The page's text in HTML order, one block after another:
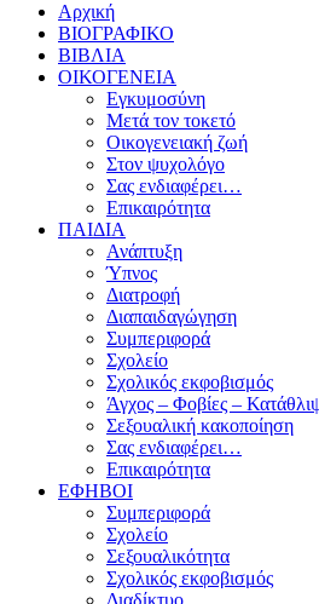
Αρχική
ΒΙΟΓΡΑΦΙΚΟ
ΒΙΒΛΙΑ
ΟΙΚΟΓΕΝΕΙΑ
Εγκυμοσύνη
Μετά τον τοκετό
Οικογενειακή ζωή
Στον ψυχολόγο
Σας ενδιαφέρει…
Επικαιρότητα
ΠΑΙΔΙΑ
Ανάπτυξη
Ύπνος
Διατροφή
Διαπαιδαγώγηση
Συμπεριφορά
Σχολείο
Σχολικός εκφοβισμός
Άγχος – Φοβίες –
Σεξουαλική κακοποίηση
Σας ενδιαφέρει…
Επικαιρότητα
ΕΦΗΒΟΙ
Συμπεριφορά
Σχολείο
Σεξουαλικότητα
Σχολικός εκφοβισμός
Διαδίκτυο